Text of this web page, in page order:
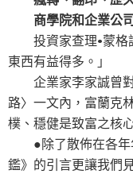
商學院和企業公司
投資家查理•蒙格
東西有益得多。」
企業家李家誠曾對
路〉一文內，富蘭克
樸、穩健是致富之核
●除了散佈在各年
鑑》的引言更讓我們